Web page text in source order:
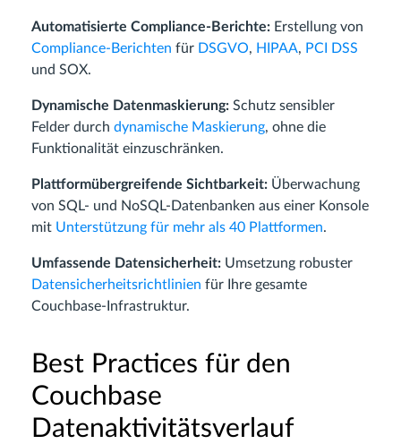
Automatisierte Compliance-Berichte: Erstellung von
Compliance-Berichten für DSGVO, HIPAA, PCI DSS
und SOX.
Dynamische Datenmaskierung: Schutz sensibler
Felder durch dynamische Maskierung, ohne die
Funktionalität einzuschränken.
Plattformübergreifende Sichtbarkeit: Überwachung
von SQL- und NoSQL-Datenbanken aus einer Konsole
mit Unterstützung für mehr als 40 Plattformen.
Umfassende Datensicherheit: Umsetzung robuster
Datensicherheitsrichtlinien für Ihre gesamte
Couchbase-Infrastruktur.
Best Practices für den
Couchbase
Datenaktivitätsverlauf